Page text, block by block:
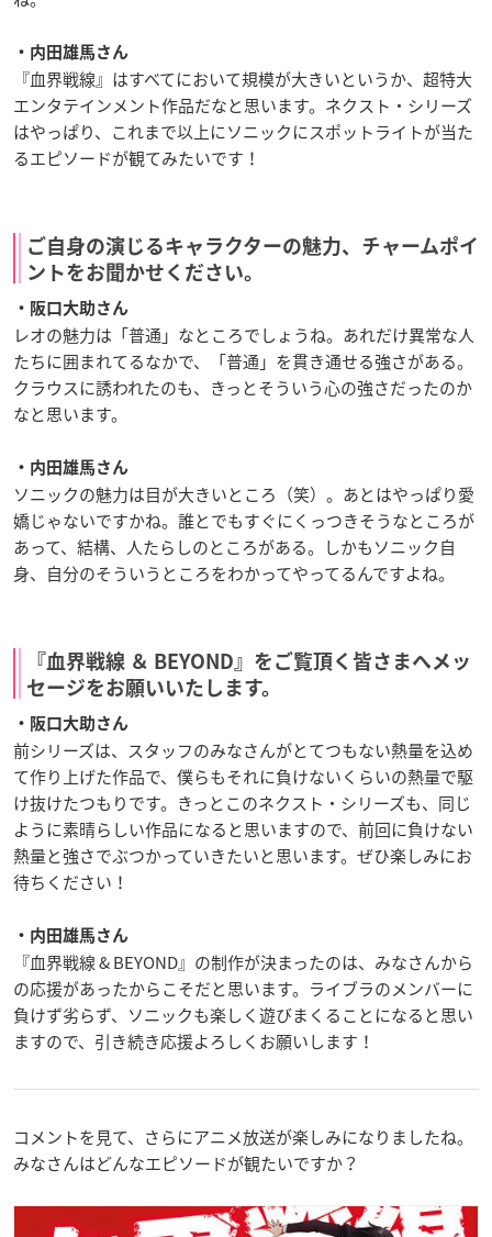
・内田雄馬さん
『血界戦線』はすべてにおいて規模が大きいというか、超特大
エンタテインメント作品だなと思います。ネクスト・シリーズ
はやっぱり、これまで以上にソニックにスポットライトが当た
るエピソードが観てみたいです！
ご自身の演じるキャラクターの魅力、チャームポイ
ントをお聞かせください。
・阪口大助さん
レオの魅力は「普通」なところでしょうね。あれだけ異常な人
たちに囲まれてるなかで、「普通」を貫き通せる強さがある。
クラウスに誘われたのも、きっとそういう心の強さだったのか
なと思います。
・内田雄馬さん
ソニックの魅力は目が大きいところ（笑）。あとはやっぱり愛
嬌じゃないですかね。誰とでもすぐにくっつきそうなところが
あって、結構、人たらしのところがある。しかもソニック自
身、自分のそういうところをわかってやってるんですよね。
『血界戦線 ＆ BEYOND』をご覧頂く皆さまへメッ
セージをお願いいたします。
・阪口大助さん
前シリーズは、スタッフのみなさんがとてつもない熱量を込め
て作り上げた作品で、僕らもそれに負けないくらいの熱量で駆
け抜けたつもりです。きっとこのネクスト・シリーズも、同じ
ように素晴らしい作品になると思いますので、前回に負けない
熱量と強さでぶつかっていきたいと思います。ぜひ楽しみにお
待ちください！
・内田雄馬さん
『血界戦線& BEYOND』の制作が決まったのは、みなさんから
の応援があったからこそだと思います。ライブラのメンバーに
負けず劣らず、ソニックも楽しく遊びまくることになると思い
ますので、引き続き応援よろしくお願いします！
コメントを見て、さらにアニメ放送が楽しみになりましたね。
みなさんはどんなエピソードが観たいですか？